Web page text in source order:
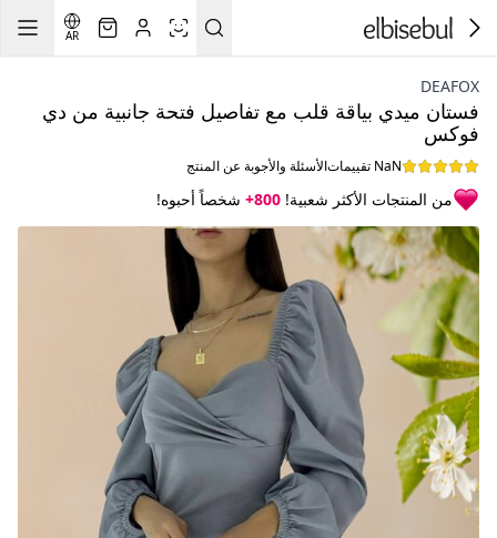
AR
DEAFOX
فستان ميدي بياقة قلب مع تفاصيل فتحة جانبية من دي
فوكس
NaN تقييمات الأسئلة والأجوبة عن المنتج
من المنتجات الأكثر شعبية! 800+ شخصاً أحبوه!